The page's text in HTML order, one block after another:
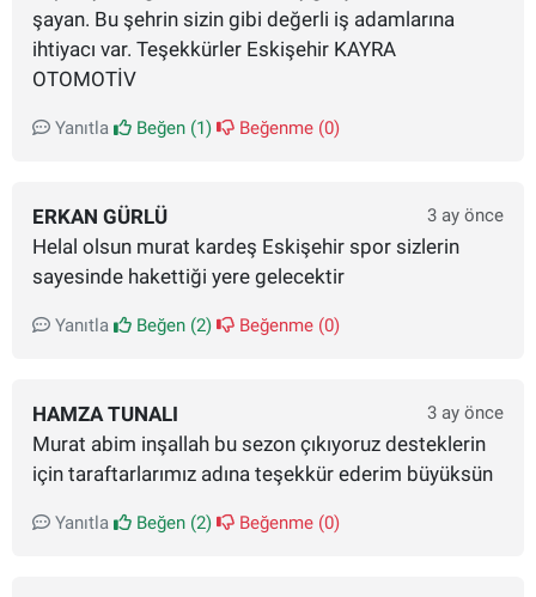
şayan. Bu şehrin sizin gibi değerli iş adamlarına
ihtiyacı var. Teşekkürler Eskişehir KAYRA
OTOMOTİV
Yanıtla Beğen (1) Beğenme (0)
ERKAN GÜRLÜ 3 ay önce
Helal olsun murat kardeş Eskişehir spor sizlerin
sayesinde hakettiği yere gelecektir
Yanıtla Beğen (2) Beğenme (0)
HAMZA TUNALI 3 ay önce
Murat abim inşallah bu sezon çıkıyoruz desteklerin
için taraftarlarımız adına teşekkür ederim büyüksün
Yanıtla Beğen (2) Beğenme (0)